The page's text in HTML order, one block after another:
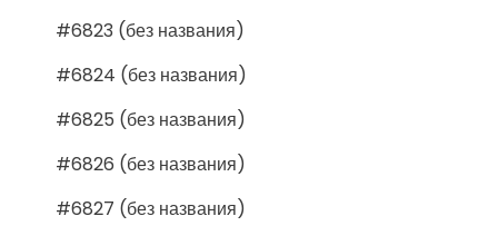
#6823 (без названия)
#6824 (без названия)
#6825 (без названия)
#6826 (без названия)
#6827 (без названия)